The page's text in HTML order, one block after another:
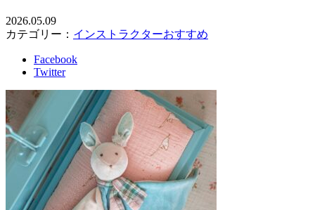
2026.05.09
カテゴリー： インストラクターおすすめ
Facebook
Twitter